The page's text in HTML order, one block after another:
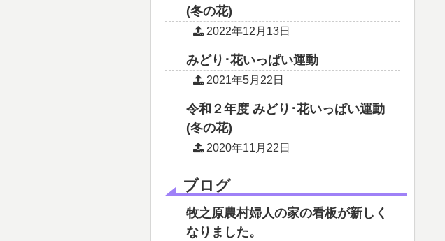
(冬の花)
2022年12月13日
みどり･花いっぱい運動
2021年5月22日
令和２年度 みどり･花いっぱい運動
(冬の花)
2020年11月22日
ブログ
牧之原農村婦人の家の看板が新しく
なりました。